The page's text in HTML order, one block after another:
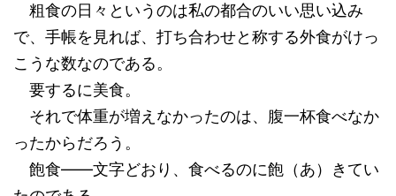
粗食の日々というのは私の都合のいい思い込み
で、手帳を見れば、打ち合わせと称する外食がけっ
こうな数なのである。
要するに美食。
それで体重が増えなかったのは、腹一杯食べなか
ったからだろう。
飽食――文字どおり、食べるのに飽（あ）きてい